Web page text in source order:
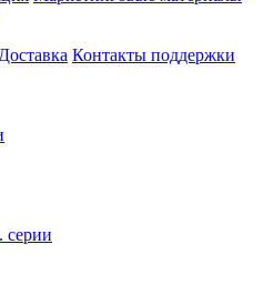
Доставка Контакты поддержки
серии